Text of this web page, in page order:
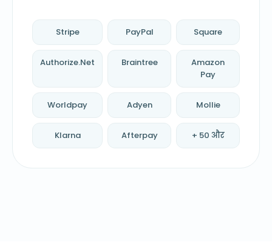
Stripe PayPal Square
Authorize.Net Braintree
Amazon
Pay
Worldpay Adyen Mollie
Klarna Afterpay + 50 और